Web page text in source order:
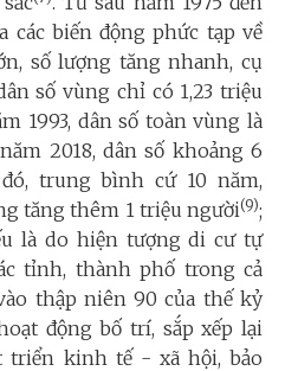
các biến động phức tạp về
số lượng tăng nhanh, cụ
số vùng chỉ có 1,23 triệu
1993, dân số toàn vùng là
2018, dân số khoảng 6
trung bình cứ 10 năm,
tăng thêm 1 triệu người(9);
là do hiện tượng di cư tự
tỉnh, thành phố trong cả
thập niên 90 của thế kỷ
động bố trí, sắp xếp lại
triển kinh tế - xã hội, bảo